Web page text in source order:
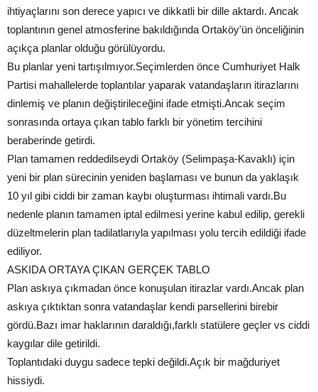
ihtiyaçlarını son derece yapıcı ve dikkatli bir dille aktardı. Ancak
toplantının genel atmosferine bakıldığında Ortaköy'ün önceliğinin
açıkça planlar olduğu görülüyordu.
Bu planlar yeni tartışılmıyor.Seçimlerden önce Cumhuriyet Halk
Partisi mahallelerde toplantılar yaparak vatandaşların itirazlarını
dinlemiş ve planın değiştirileceğini ifade etmişti.Ancak seçim
sonrasında ortaya çıkan tablo farklı bir yönetim tercihini
beraberinde getirdi.
Plan tamamen reddedilseydi Ortaköy (Selimpaşa-Kavaklı) için
yeni bir plan sürecinin yeniden başlaması ve bunun da yaklaşık
10 yıl gibi ciddi bir zaman kaybı oluşturması ihtimali vardı.Bu
nedenle planın tamamen iptal edilmesi yerine kabul edilip, gerekli
düzeltmelerin plan tadilatlarıyla yapılması yolu tercih edildiği ifade
ediliyor.
ASKIDA ORTAYA ÇIKAN GERÇEK TABLO
Plan askıya çıkmadan önce konuşulan itirazlar vardı.Ancak plan
askıya çıktıktan sonra vatandaşlar kendi parsellerini birebir
gördü.Bazı imar haklarının daraldığı,farklı statülere geçler vs ciddi
kaygılar dile getirildi.
Toplantıdaki duygu sadece tepki değildi.Açık bir mağduriyet
hissiydi.